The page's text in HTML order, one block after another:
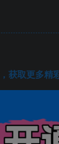
获取更多精